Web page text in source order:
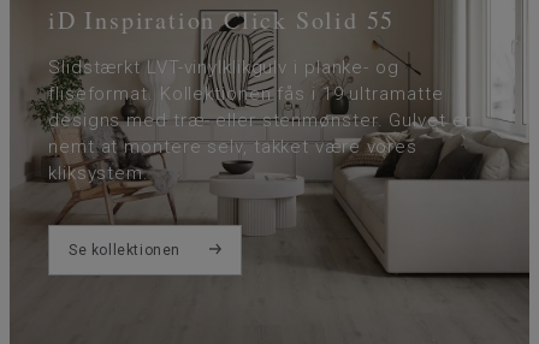
iD Inspiration Click Solid 55
Slidstærkt LVT-vinylklikgulv i planke- og
fliseformat. Kollektionen fås i 19 ultramatte
designs med træ- eller stenmønster. Gulvet er
nemt at montere selv, takket være vores
kliksystem.
Se kollektionen